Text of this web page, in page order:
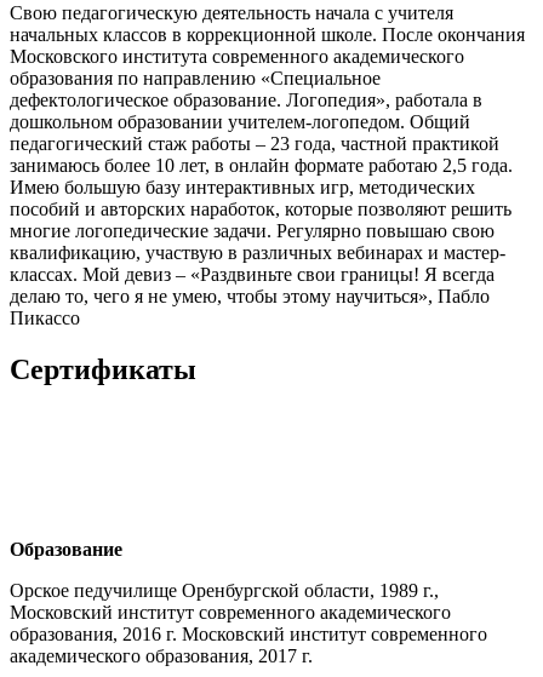
Свою педагогическую деятельность начала с учителя
начальных классов в коррекционной школе. После окончания
Московского института современного академического
образования по направлению «Специальное
дефектологическое образование. Логопедия», работала в
дошкольном образовании учителем-логопедом. Общий
педагогический стаж работы – 23 года, частной практикой
занимаюсь более 10 лет, в онлайн формате работаю 2,5 года.
Имею большую базу интерактивных игр, методических
пособий и авторских наработок, которые позволяют решить
многие логопедические задачи. Регулярно повышаю свою
квалификацию, участвую в различных вебинарах и мастер-
классах. Мой девиз – «Раздвиньте свои границы! Я всегда
делаю то, чего я не умею, чтобы этому научиться», Пабло
Пикассо
Сертификаты
Образование
Орское педучилище Оренбургской области, 1989 г.,
Московский институт современного академического
образования, 2016 г. Московский институт современного
академического образования, 2017 г.